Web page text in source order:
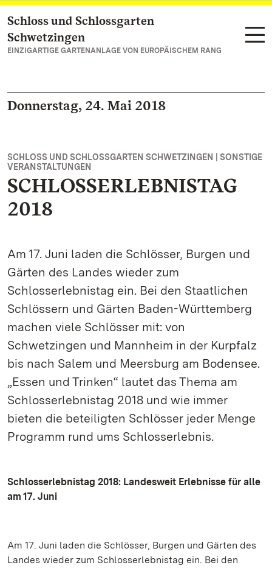
Zum Hauptinhalt springen
Schloss und Schlossgarten
Schwetzingen
EINZIGARTIGE GARTENANLAGE VON EUROPÄISCHEM RANG
Donnerstag, 24. Mai 2018
SCHLOSS UND SCHLOSSGARTEN SCHWETZINGEN | SONSTIGE
VERANSTALTUNGEN
SCHLOSSERLEBNISTAG
2018
Am 17. Juni laden die Schlösser, Burgen und
Gärten des Landes wieder zum
Schlosserlebnistag ein. Bei den Staatlichen
Schlössern und Gärten Baden-Württemberg
machen viele Schlösser mit: von
Schwetzingen und Mannheim in der Kurpfalz
bis nach Salem und Meersburg am Bodensee.
„Essen und Trinken“ lautet das Thema am
Schlosserlebnistag 2018 und wie immer
bieten die beteiligten Schlösser jeder Menge
Programm rund ums Schlosserlebnis.
Schlosserlebnistag 2018: Landesweit Erlebnisse für alle
am 17. Juni
Am 17. Juni laden die Schlösser, Burgen und Gärten des
Landes wieder zum Schlosserlebnistag ein. Bei den